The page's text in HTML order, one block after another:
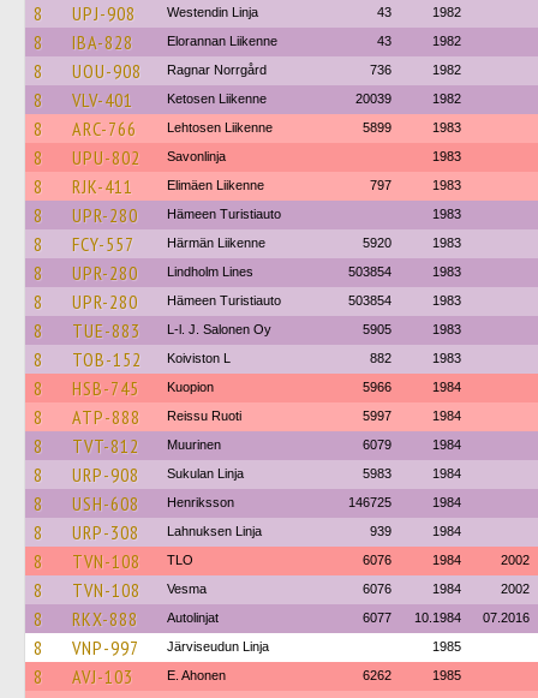
8 UPJ-908 Westendin Linja 43 1982
8 IBA-828 Elorannan Liikenne 43 1982
8 UOU-908 Ragnar Norrgård 736 1982
8 VLV-401 Ketosen Liikenne 20039 1982
8 ARC-766 Lehtosen Liikenne 5899 1983
8 UPU-802 Savonlinja 1983
8 RJK-411 Elimäen Liikenne 797 1983
8 UPR-280 Hämeen Turistiauto 1983
8 FCY-557 Härmän Liikenne 5920 1983
8 UPR-280 Lindholm Lines 503854 1983
8 UPR-280 Hämeen Turistiauto 503854 1983
8 TUE-883 L-l. J. Salonen Oy 5905 1983
8 TOB-152 Koiviston L 882 1983
8 HSB-745 Kuopion 5966 1984
8 ATP-888 Reissu Ruoti 5997 1984
8 TVT-812 Muurinen 6079 1984
8 URP-908 Sukulan Linja 5983 1984
8 USH-608 Henriksson 146725 1984
8 URP-308 Lahnuksen Linja 939 1984
8 TVN-108 TLO 6076 1984 2002
8 TVN-108 Vesma 6076 1984 2002
8 RKX-888 Autolinjat 6077 10.1984 07.2016
8 VNP-997 Järviseudun Linja 1985
8 AVJ-103 E. Ahonen 6262 1985